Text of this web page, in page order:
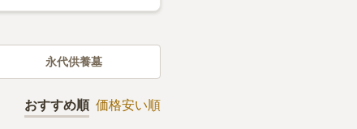
永代供養墓
おすすめ順 価格安い順